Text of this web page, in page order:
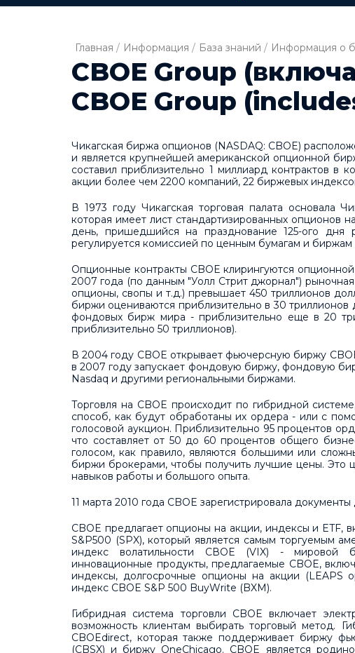
Главная / Информация / База знаний / Информация о
CBOE Group
CBOE Group
Чикагская биржа опционов (NASDAQ: CBOE)
и является крупнейшей американской опционной
составил приблизительно 1 миллиард контрактов в
акции более чем 2200 компаний, 22 биржевых
В 1973 году Чикагская торговая палата основала
которая имеет лист стандартизированных опционов
день, пришедшийся на празднование 125-ого дня
регулируется комиссией по ценным бумагам и биржам
Опционные контракты CBOE клирингуются
2007 года (по данным "Уолл Стрит джорнал")
опционы, свопы и т.д.) превышает 450 триллионов
биржи оцениваются приблизительно в 30 триллионов
фондовых бирж мира - приблизительно еще в 20
приблизительно 50 триллионов).
В 2004 году CBOE открывает фьючерсную биржу
в 2007 году запускает фондовую биржу, фондовую
Nasdaq и другими региональными биржами.
Торговля на CBOE происходит по гибридной
способ, как будут обработаны их ордера - или с
голосовой аукцион. Приблизительно 95 процентов
что составляет от 50 до 60 процентов общего
голосом, как правило, являются большими или
биржи брокерами, чтобы получить лучшие цены. Это
навыков работы и большого опыта.
11 марта 2010 года CBOE зарегистрировала
CBOE предлагает опционы на акции, индексы и ETF,
S&P500 (SPX), который является самым торгуемым
индекс волатильности СВОЕ (VIX) - мировой
инновационные продукты, предлагаемые CBOE,
индексы, долгосрочные опционы на акции (LEAPS
индекс CBOE S&P 500 BuyWrite (BXM).
Гибридная система торговли CBOE включает
возможность клиентам выбирать торговый метод.
CBOEdirect, которая также поддерживает биржу
(CBSX) и биржу OneChicago. CBOE является